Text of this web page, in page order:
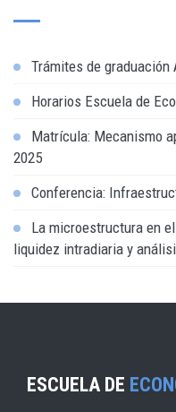
Trámites de graduación
Horarios Escuela de
Matrícula: Mecanismo
2025
Conferencia:
La microestructura en
liquidez intradiaria y
ESCUELA DE